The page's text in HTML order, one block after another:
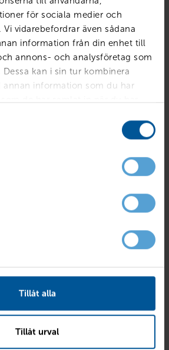
för sociala medier och
vidarebefordrar även sådana
information från din enhet till
annons- och analysföretag som
kan i sin tur kombinera
information som du har
de har samlat in när du har
Tillåt alla
Tillåt urval